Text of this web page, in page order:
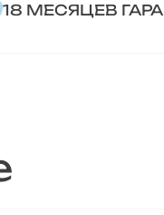
18 МЕСЯЦЕВ